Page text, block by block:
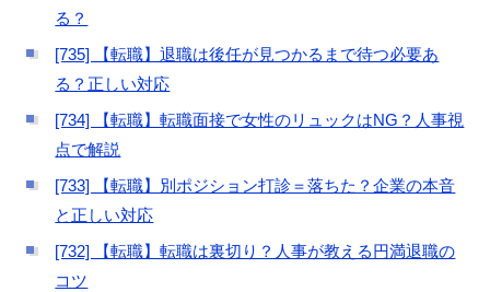
る？
[735] 【転職】退職は後任が見つかるまで待つ必要あ
る？正しい対応
[734] 【転職】転職面接で女性のリュックはNG？人事視
点で解説
[733] 【転職】別ポジション打診＝落ちた？企業の本音
と正しい対応
[732] 【転職】転職は裏切り？人事が教える円満退職の
コツ